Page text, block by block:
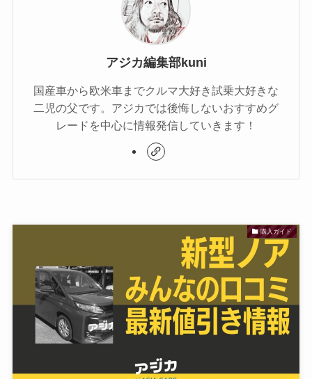
アジカ編集部kuni
国産車から欧米車までクルマ大好き試乗大好きな
二児の父です。アジカでは後悔しないおすすめグ
レードを中心に情報発信していきます！
購入ガイド